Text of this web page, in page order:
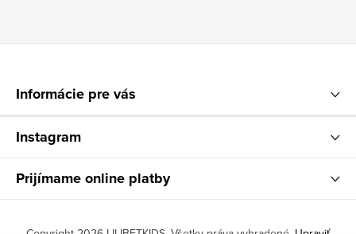
Informácie pre vás
Instagram
Prijímame online platby